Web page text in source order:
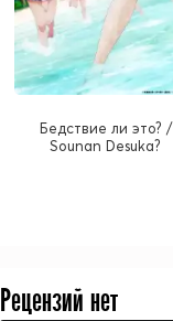
Бедствие ли это? /
Sounan Desuka?
Рецензий нет